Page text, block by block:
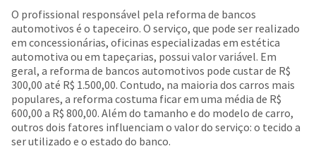
O profissional responsável pela reforma de bancos
automotivos é o tapeceiro. O serviço, que pode ser realizado
em concessionárias, oficinas especializadas em estética
automotiva ou em tapeçarias, possui valor variável. Em
geral, a reforma de bancos automotivos pode custar de R$
300,00 até R$ 1.500,00. Contudo, na maioria dos carros mais
populares, a reforma costuma ficar em uma média de R$
600,00 a R$ 800,00. Além do tamanho e do modelo de carro,
outros dois fatores influenciam o valor do serviço: o tecido a
ser utilizado e o estado do banco.